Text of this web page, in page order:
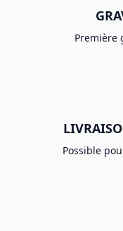
Première
Possible